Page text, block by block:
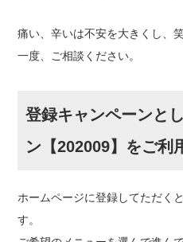
痛い、辛いは不安を大きくし、
一度、ご相談ください。
登録キャンペーンと
ン【202009】をご利
ホームページに登録してただく
す。